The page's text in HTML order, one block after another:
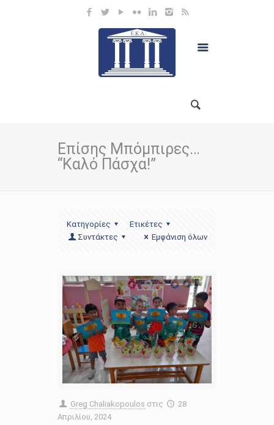
Επίσης Μπόμπιρες…
“Καλό Πάσχα!”
Κατηγορίες
Ετικέτες
Συντάκτες
Εμφάνιση όλων
Greg Chaliakopoulos στις
28
Απριλίου, 2024